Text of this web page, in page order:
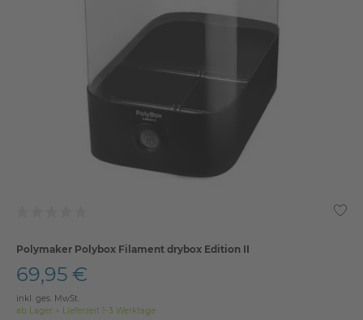
Polymaker Polybox Filament drybox Edition II
69,95 €
inkl. ges. MwSt.
ab Lager > Lieferzeit 1-3 Werktage